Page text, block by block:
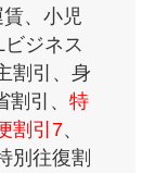
賃、小児
ジネス
割引、身
引、 特
割引7、
別往復割